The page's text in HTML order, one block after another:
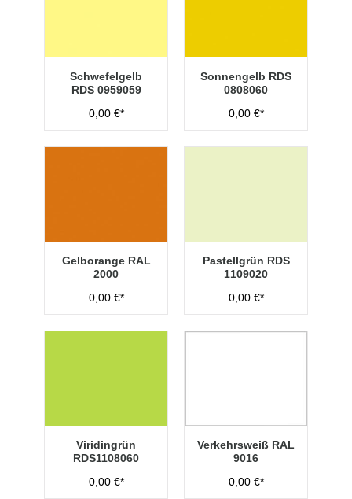
Schwefelgelb
RDS 0959059
0,00 €*
Sonnengelb RDS
0808060
0,00 €*
Gelborange RAL
2000
0,00 €*
Pastellgrün RDS
1109020
0,00 €*
Viridingrün
RDS1108060
0,00 €*
Verkehrsweiß RAL
9016
0,00 €*